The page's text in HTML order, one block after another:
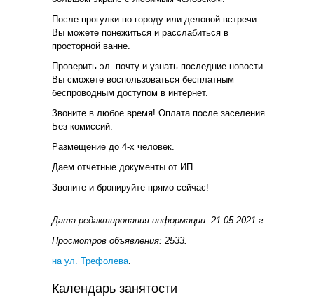
После прогулки по городу или деловой встречи
Вы можете понежиться и расслабиться в
просторной ванне.
Проверить эл. почту и узнать последние новости
Вы сможете воспользоваться бесплатным
беспроводным доступом в интернет.
Звоните в любое время! Оплата после заселения.
Без комиссий.
Размещение до 4-х человек.
Даем отчетные документы от ИП.
Звоните и бронируйте прямо сейчас!
Дата редактирования информации: 21.05.2021 г.
Просмотров объявления: 2533.
на ул. Трефолева.
Календарь занятости